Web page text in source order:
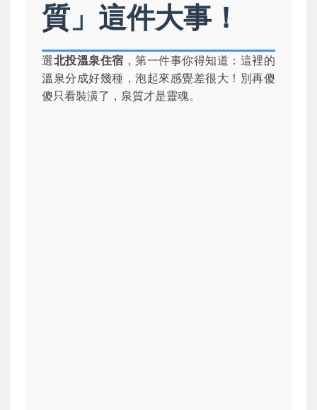
質」這件大事！
選北投溫泉住宿 ，第一件事你得知道：這裡的
溫泉分成好幾種，泡起來感覺差很大！別再傻
傻只看裝潢了，泉質才是靈魂。